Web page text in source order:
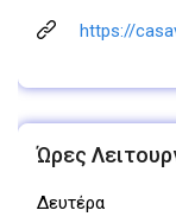
https://
Ώρες
Δευτέρα